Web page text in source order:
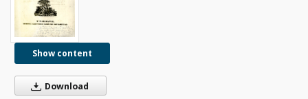
Show content
Download